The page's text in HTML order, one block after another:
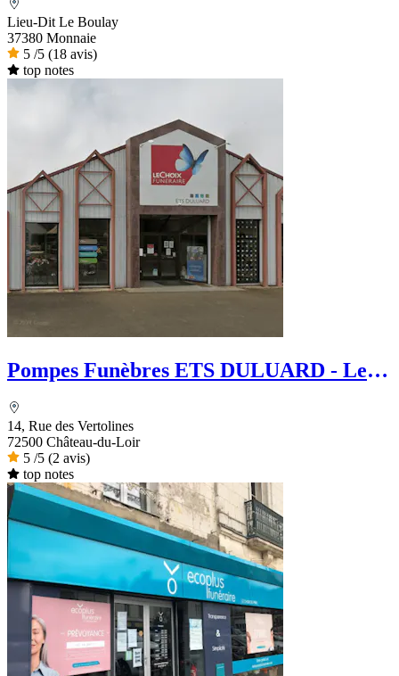
Lieu-Dit Le Boulay
37380 Monnaie
5 /5 (18 avis)
top notes
Pompes Funèbres ETS DULUARD - Le
14, Rue des Vertolines
72500 Château-du-Loir
5 /5 (2 avis)
top notes